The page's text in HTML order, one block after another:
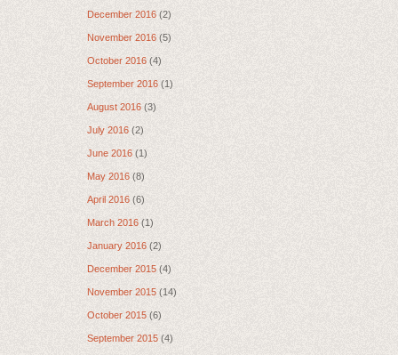
December 2016 (2)
November 2016 (5)
October 2016 (4)
September 2016 (1)
August 2016 (3)
July 2016 (2)
June 2016 (1)
May 2016 (8)
April 2016 (6)
March 2016 (1)
January 2016 (2)
December 2015 (4)
November 2015 (14)
October 2015 (6)
September 2015 (4)